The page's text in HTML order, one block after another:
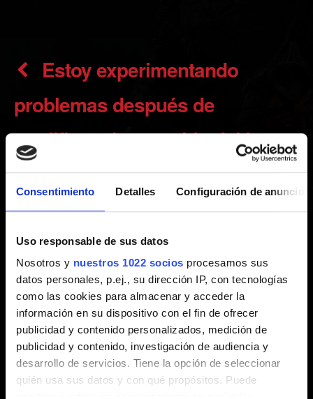
Consentimiento Detalles Configuración de anuncios
Uso responsable de sus datos
Nosotros y nuestros 1022 socios procesamos sus
datos personales, p.ej., su dirección IP, con tecnologías
como las cookies para almacenar y acceder la
información en su dispositivo con el fin de ofrecer
publicidad y contenido personalizados, medición de
publicidad y contenido, investigación de audiencia y
desarrollo de servicios. Tiene la opción de seleccionar
quién usa sus datos y con qué propósitos. Puede
Estoy experimentando
problemas después de
modificar el contenido del juego
Nota: usar mods puede provocar incidencias inesperadas
pueden perdurar en los archivos de guardado.
Puesto que los mods son contenido creado por la
comunidad, no podemos ofrecerte soporte para ninguno.
Para intentar arreglar el juego modificado y eliminar los
mods instalados, prueba a realizar una instalación limpia
del juego siguiendo las siguientesinstrucciones.
Si esto no te sirve de ayuda o no quieres eliminar el mod,